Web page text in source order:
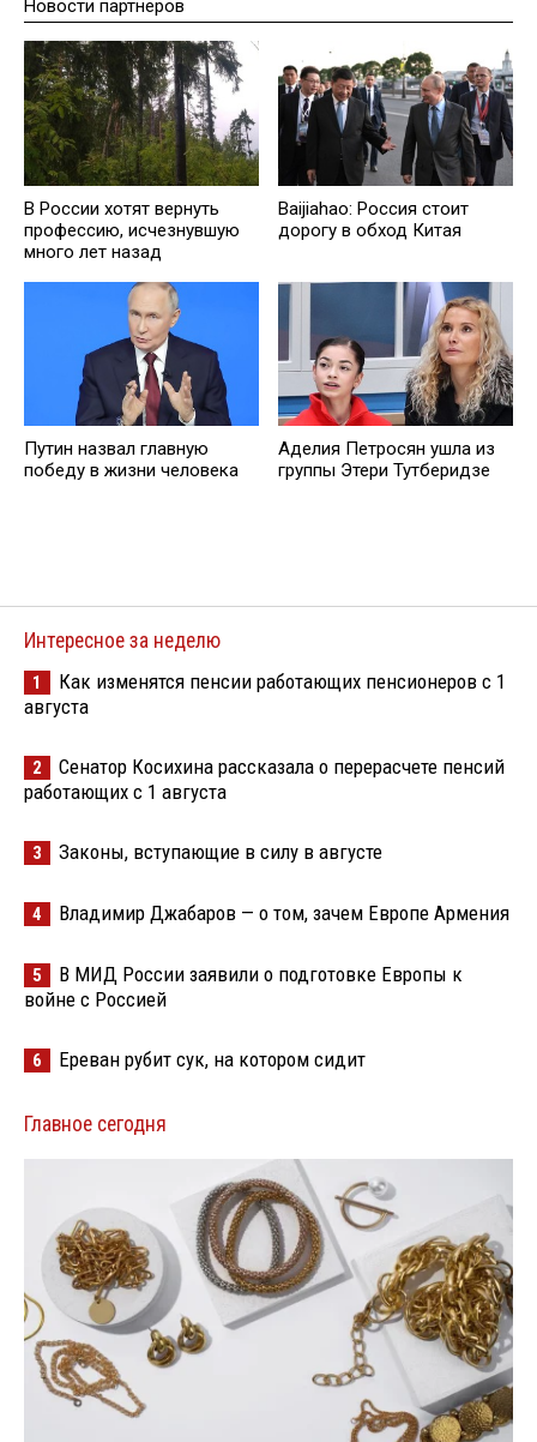
Новости партнеров
В России хотят вернуть
профессию, исчезнувшую
много лет назад
Baijiahao: Россия стоит
дорогу в обход Китая
Путин назвал главную
победу в жизни человека
Аделия Петросян ушла из
группы Этери Тутберидзе
Интересное за неделю
1
Как изменятся пенсии работающих пенсионеров с 1
августа
2
Сенатор Косихина рассказала о перерасчете пенсий
работающих с 1 августа
3 Законы, вступающие в силу в августе
4 Владимир Джабаров — о том, зачем Европе Армения
5
В МИД России заявили о подготовке Европы к
войне с Россией
6 Ереван рубит сук, на котором сидит
Главное сегодня